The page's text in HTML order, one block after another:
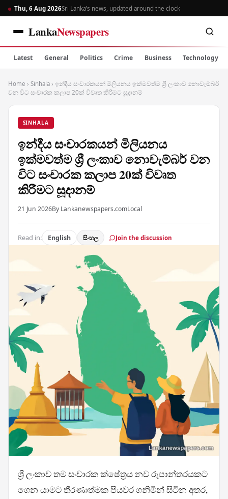
Thu, 6 Aug 2026Sri Lanka’s news, updated around the clock
LankaNewspapers
Latest General Politics Crime Business Technology
Home › Sinhala › ඉන්දීය සංචාරකයන් මිලියනය ඉක්මවත්ම ශ්‍රී ලංකාව නොවැම්බර්
වන විට සංචාරක කලාප 20ක් විවෘත කිරීමට සූදානම්
SINHALA
ඉන්දීය සංචාරකයන් මිලියනය
ඉක්මවත්ම ශ්‍රී ලංකාව නොවැම්බර් වන
විට සංචාරක කලාප 20ක් විවෘත
කිරීමට සූදානම්
21 Jun 2026By Lankanewspapers.comLocal
Read in: English සිංහල Join the discussion
ශ්‍රී ලංකාව තම සංචාරක ක්ෂේත්‍රය නව රූපාන්තරයකට
ගෙන යාමට තීරණාත්මක පියවර ගනිමින් සිටින අතර,